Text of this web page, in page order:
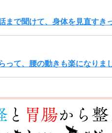
まで聞けて、身体を見直すき
って、腰の動きも楽になりま